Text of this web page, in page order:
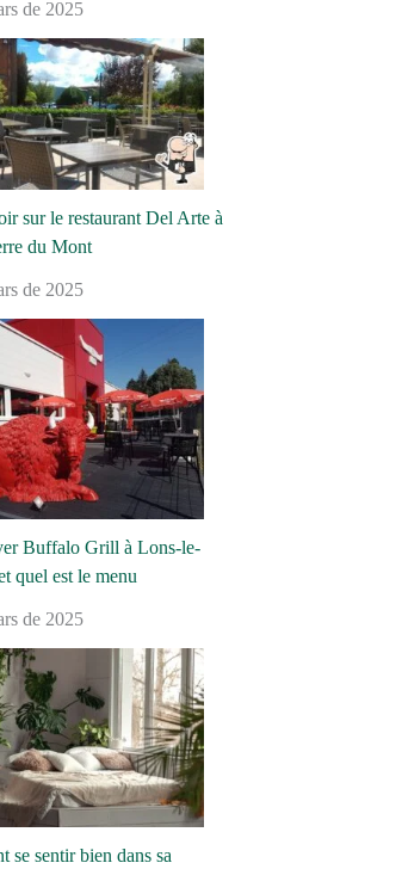
de 2025
sur le restaurant Del Arte à
du Mont
de 2025
Buffalo Grill à Lons-le-
quel est le menu
de 2025
se sentir bien dans sa